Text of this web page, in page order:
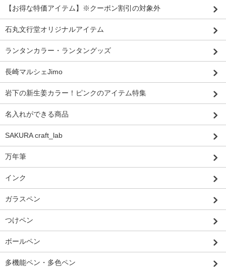
【お得な特価アイテム】※クーポン割引の対象外
石丸文行堂オリジナルアイテム
ランタンカラー・ランタングッズ
長崎マルシェJimo
岩下の新生姜カラー！ピンクのアイテム特集
名入れができる商品
SAKURA craft_lab
万年筆
インク
ガラスペン
つけペン
ボールペン
多機能ペン・多色ペン